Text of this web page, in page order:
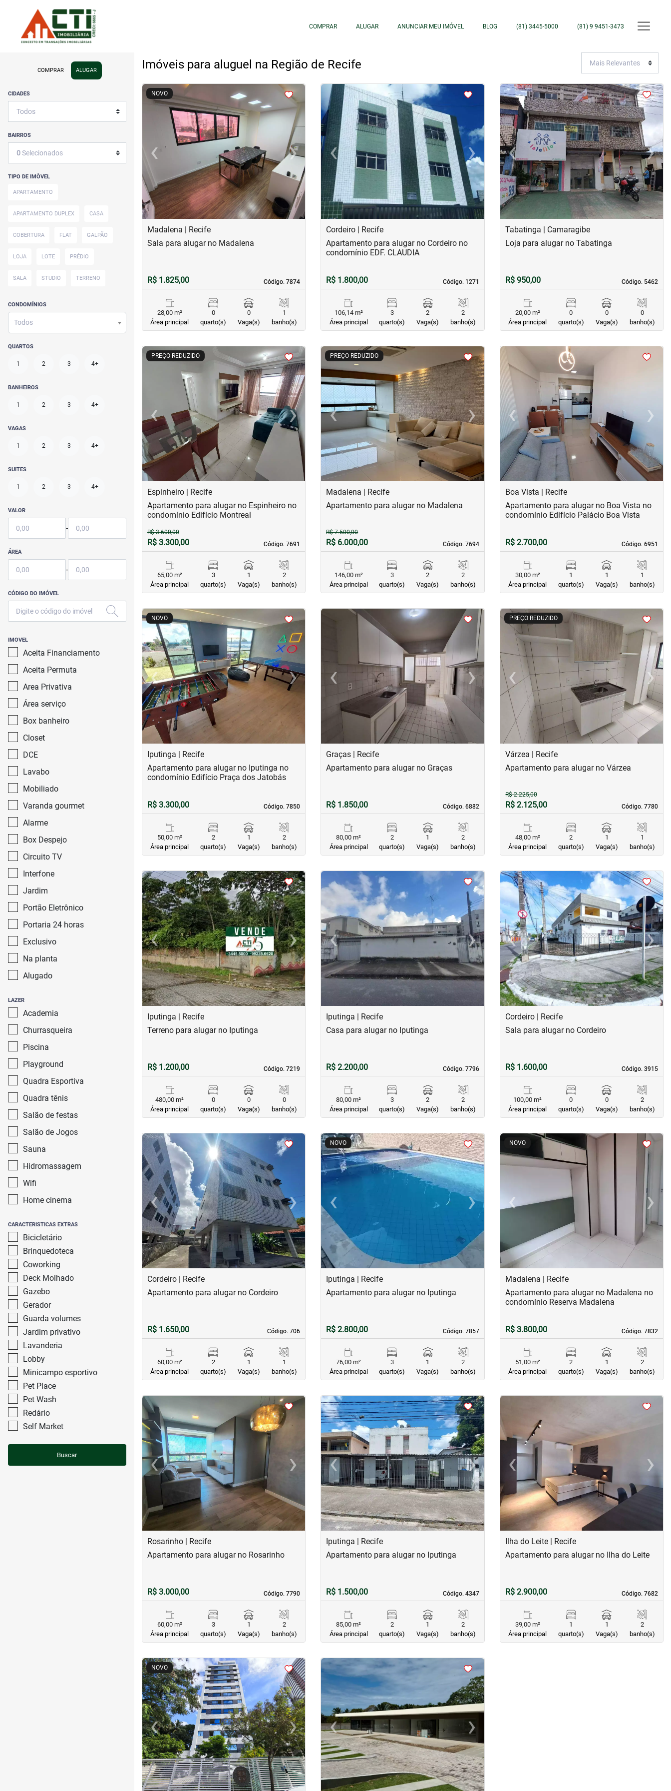
COMPRAR ALUGAR ANUNCIAR MEU IMÓVEL BLOG (81) 3445-5000 (81) 9 9451-3473
COMPRAR ALUGAR
CIDADES
BAIRROS
0Selecionados
TIPO DE IMÒVEL
APARTAMENTO
APARTAMENTO DUPLEX CASA
COBERTURA FLAT GALPÃO
LOJA LOTE PRÉDIO
SALA STUDIO TERRENO
CONDOMÍNIOS
Todos
QUARTOS
1 2 3 4+
BANHEIROS
1 2 3 4+
VAGAS
1 2 3 4+
SUITES
1 2 3 4+
VALOR
-
ÁREA
-
CÓDIGO DO IMÓVEL
IMOVEL
Aceita Financiamento
Aceita Permuta
Area Privativa
Área serviço
Box banheiro
Closet
DCE
Lavabo
Mobiliado
Varanda gourmet
Alarme
Box Despejo
Circuito TV
Interfone
Jardim
Portão Eletrônico
Portaria 24 horas
Exclusivo
Na planta
Alugado
LAZER
Academia
Churrasqueira
Piscina
Playground
Quadra Esportiva
Quadra tênis
Salão de festas
Salão de Jogos
Sauna
Hidromassagem
Wifi
Home cinema
CARACTERISTICAS EXTRAS
Bicicletário
Brinquedoteca
Coworking
Deck Molhado
Gazebo
Gerador
Guarda volumes
Jardim privativo
Lavanderia
Lobby
Minicampo esportivo
Pet Place
Pet Wash
Redário
Self Market
Buscar
Imóveis para aluguel na Região de Recife
NOVO
< <<<
‹Previous ›Next
Madalena | Recife
Código. 7874
Código. 7874
Sala para alugar no Madalena
R$ 1.825,00
28,00 m²
Área principal
0
quarto(s)
0
Vaga(s)
1
banho(s)
< << <
‹Previous ›Next
Cordeiro | Recife
Código. 1271
Código. 1271
Apartamento para alugar no Cordeiro no
condomínio EDF. CLAUDIA
R$ 1.800,00
106,14 m²
Área principal
3
quarto(s)
2
Vaga(s)
2
banho(s)
<<<<
‹Previous ›Next
Tabatinga | Camaragibe
Código. 5462
Código. 5462
Loja para alugar no Tabatinga
R$ 950,00
20,00 m²
Área principal
0
quarto(s)
0
Vaga(s)
0
banho(s)
PREÇO REDUZIDO
< <<<
‹Previous ›Next
Espinheiro | Recife
Código. 7691
Código. 7691
Apartamento para alugar no Espinheiro no
condomínio Edifício Montreal
R$ 3.600,00
R$ 3.300,00
65,00 m²
Área principal
3
quarto(s)
1
Vaga(s)
2
banho(s)
PREÇO REDUZIDO
<<<<
‹Previous ›Next
Madalena | Recife
Código. 7694
Código. 7694
Apartamento para alugar no Madalena
R$ 7.500,00
R$ 6.000,00
146,00 m²
Área principal
3
quarto(s)
2
Vaga(s)
2
banho(s)
<
‹Previous ›Next
Boa Vista | Recife
Código. 6951
Código. 6951
Apartamento para alugar no Boa Vista no
condomínio Edifício Palácio Boa Vista
R$ 2.700,00
30,00 m²
Área principal
1
quarto(s)
1
Vaga(s)
1
banho(s)
NOVO
<<<<
‹Previous ›Next
Iputinga | Recife
Código. 7850
Código. 7850
Apartamento para alugar no Iputinga no
condomínio Edifício Praça dos Jatobás
R$ 3.300,00
50,00 m²
Área principal
2
quarto(s)
1
Vaga(s)
2
banho(s)
<
‹
Previous ›Next
Graças | Recife
Código. 6882
Código. 6882
Apartamento para alugar no Graças
R$ 1.850,00
80,00 m²
Área principal
2
quarto(s)
1
Vaga(s)
2
banho(s)
PREÇO REDUZIDO
< <<<
‹
Previous ›Next
Várzea | Recife
Código. 7780
Código. 7780
Apartamento para alugar no Várzea
R$ 2.225,00
R$ 2.125,00
48,00 m²
Área principal
2
quarto(s)
1
Vaga(s)
1
banho(s)
<<<<
‹Previous ›Next
Iputinga | Recife
Código. 7219
Código. 7219
Terreno para alugar no Iputinga
R$ 1.200,00
480,00 m²
Área principal
0
quarto(s)
0
Vaga(s)
0
banho(s)
<
‹Previous ›Next
Iputinga | Recife
Código. 7796
Código. 7796
Casa para alugar no Iputinga
R$ 2.200,00
80,00 m²
Área principal
3
quarto(s)
2
Vaga(s)
2
banho(s)
<<<<
‹Previous ›Next
Cordeiro | Recife
Código. 3915
Código. 3915
Sala para alugar no Cordeiro
R$ 1.600,00
100,00 m²
Área principal
0
quarto(s)
0
Vaga(s)
2
banho(s)
<<<<
‹Previous ›Next
Cordeiro | Recife
Código. 706
Código. 706
Apartamento para alugar no Cordeiro
R$ 1.650,00
60,00 m²
Área principal
2
quarto(s)
1
Vaga(s)
1
banho(s)
NOVO
<<<<
‹
Previous ›Next
Iputinga | Recife
Código. 7857
Código. 7857
Apartamento para alugar no Iputinga
R$ 2.800,00
76,00 m²
Área principal
3
quarto(s)
1
Vaga(s)
2
banho(s)
NOVO
< <<<
‹Previous ›Next
Madalena | Recife
Código. 7832
Código. 7832
Apartamento para alugar no Madalena no
condomínio Reserva Madalena
R$ 3.800,00
51,00 m²
Área principal
2
quarto(s)
1
Vaga(s)
2
banho(s)
<<<
‹Previous ›
Next
Rosarinho | Recife
Código. 7790
Código. 7790
Apartamento para alugar no Rosarinho
R$ 3.000,00
60,00 m²
Área principal
3
quarto(s)
1
Vaga(s)
2
banho(s)
<<<<
‹Previous ›Next
Iputinga | Recife
Código. 4347
Código. 4347
Apartamento para alugar no Iputinga
R$ 1.500,00
85,00 m²
Área principal
2
quarto(s)
1
Vaga(s)
2
banho(s)
<
‹
Previous ›
Next
Ilha do Leite | Recife
Código. 7682
Código. 7682
Apartamento para alugar no Ilha do Leite
R$ 2.900,00
39,00 m²
Área principal
1
quarto(s)
1
Vaga(s)
2
banho(s)
NOVO
<<<<
‹Previous ›Next
< <<<
‹Previous ›Next